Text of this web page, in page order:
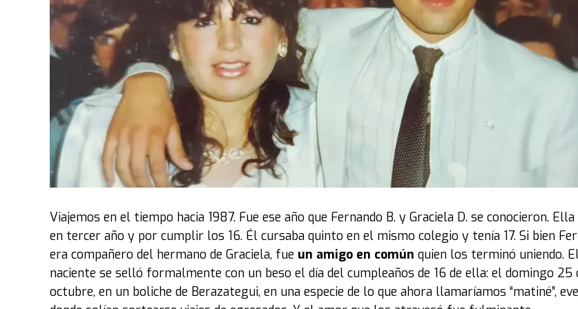
iluminó la camiseta titular del Napoli que usó Diego.
“Traer estos objetos y vehículos fue toda una experiencia”, cuenta la curadora. "
Esta fue una
vez que tuvimos que traer vehículos y toda una colección pasando la cordillera
. Se
unos 11 camiones especializados para estos 15 autos. Fue un trabajo bien inusual para el
tuvimos que esperarlos, bajarlos, recibirlos y subirlos a las plataformas para luego ubicarlos
pabellón".
Luego, explicó el criterio con el que se montó el evento al que pueden concurrir los fanáticos
2 de octubre en Costa Salguero. “La idea de la exposición, como decía el título, fue '
Íconos sobre
Ruedas’. Por lo tanto, se eligieron vehículos emblemáticos. Obviamente, para la Argentina,
personaje, comoMarilyn Monroe".
Entre los coches exhibidos también estuvo el legendarioDeLoreanque se utilizó en la célebre
película Volver al Futuro. El modelo fue abierto para el público, mostrando los detalles de un
tablero que permanece impoluto y colorido.
Viajemos en el tiempo hacia 1987. Fue ese año que Fernando B. y Graciela D. se conocieron.
en tercer año y por cumplir los 16. Él cursaba quinto en el mismo colegio y tenía 17. Si bien
era compañero del hermano de Graciela, fue un amigo en común quien los terminó uniendo.
naciente se selló formalmente con un beso el día del cumpleaños de 16 de ella: el domingo 25
octubre, en un boliche de Berazategui, en una especie de lo que ahora llamaríamos “matiné”,